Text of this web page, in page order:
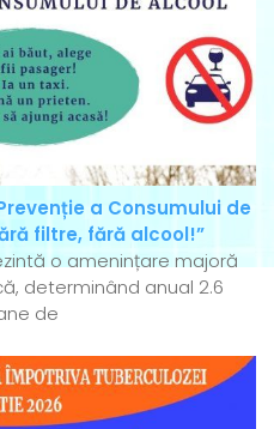
a Consumului de
filtre, fără alcool!”
o amenințare majoră
determinând anual 2.6
de